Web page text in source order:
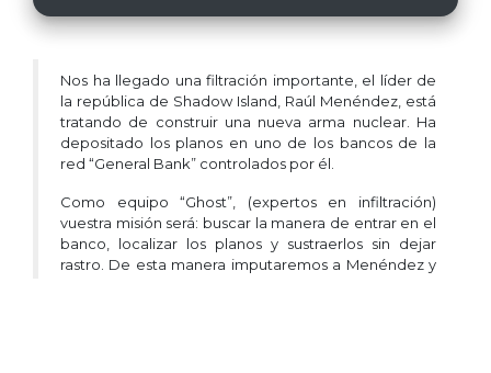
Nos ha llegado una filtración importante, el líder de
la república de Shadow Island, Raúl Menéndez, está
tratando de construir una nueva arma nuclear. Ha
depositado los planos en uno de los bancos de la
red “General Bank” controlados por él.
Como equipo “Ghost”, (expertos en infiltración)
vuestra misión será: buscar la manera de entrar en el
banco, localizar los planos y sustraerlos sin dejar
rastro. De esta manera imputaremos a Menéndez y